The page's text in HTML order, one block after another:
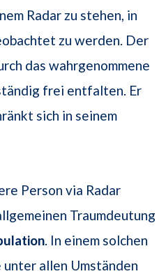
Radar zu stehen, in
zu werden. Der
das wahrgenommene
frei entfalten. Er
sich in seinem
Person via Radar
Traumdeutung
. In einem solchen
allen Umständen